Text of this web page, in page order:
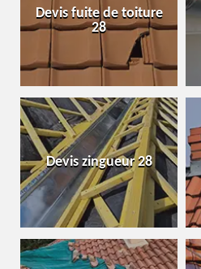
Devis fuite de toiture
28
Devis zingueur 28